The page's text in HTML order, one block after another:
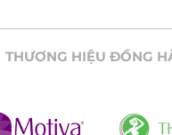
THƯƠNG HIỆU ĐỒNG